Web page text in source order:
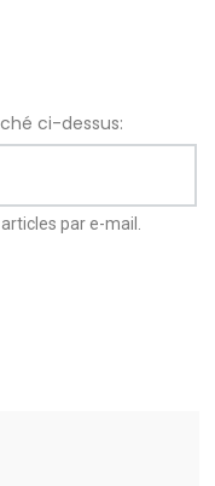
ci-dessus:
par e-mail.